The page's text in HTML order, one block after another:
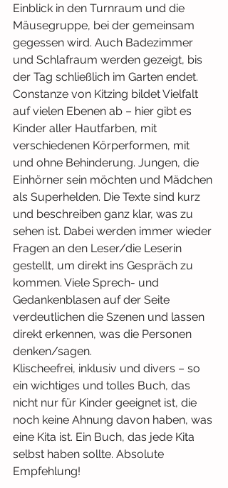
Einblick in den Turnraum und die
Mäusegruppe, bei der gemeinsam
gegessen wird. Auch Badezimmer
und Schlafraum werden gezeigt, bis
der Tag schließlich im Garten endet.
Constanze von Kitzing bildet Vielfalt
auf vielen Ebenen ab – hier gibt es
Kinder aller Hautfarben, mit
verschiedenen Körperformen, mit
und ohne Behinderung. Jungen, die
Einhörner sein möchten und Mädchen
als Superhelden. Die Texte sind kurz
und beschreiben ganz klar, was zu
sehen ist. Dabei werden immer wieder
Fragen an den Leser/die Leserin
gestellt, um direkt ins Gespräch zu
kommen. Viele Sprech- und
Gedankenblasen auf der Seite
verdeutlichen die Szenen und lassen
direkt erkennen, was die Personen
denken/sagen.
Klischeefrei, inklusiv und divers – so
ein wichtiges und tolles Buch, das
nicht nur für Kinder geeignet ist, die
noch keine Ahnung davon haben, was
eine Kita ist. Ein Buch, das jede Kita
selbst haben sollte. Absolute
Empfehlung!